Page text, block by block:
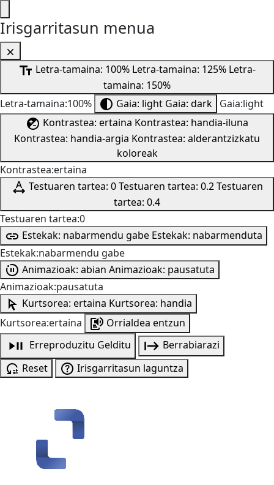
Irisgarritasun menua
Letra-tamaina: 100% Letra-tamaina: 125% Letra-
tamaina: 150%
Letra-tamaina:100%
Gaia: light Gaia: dark Gaia:light
Kontrastea: ertaina Kontrastea: handia-iluna
Kontrastea: handia-argia Kontrastea: alderantzizkatu
koloreak
Kontrastea:ertaina
Testuaren tartea: 0 Testuaren tartea: 0.2 Testuaren
tartea: 0.4
Testuaren tartea:0
Estekak: nabarmendu gabe Estekak: nabarmenduta
Estekak:nabarmendu gabe
Animazioak: abian Animazioak: pausatuta
Animazioak:pausatuta
Kurtsorea: ertaina Kurtsorea: handia
Kurtsorea:ertaina
Orrialdea entzun
Erreproduzitu Gelditu
Berrabiarazi
Reset
Irisgarritasun laguntza